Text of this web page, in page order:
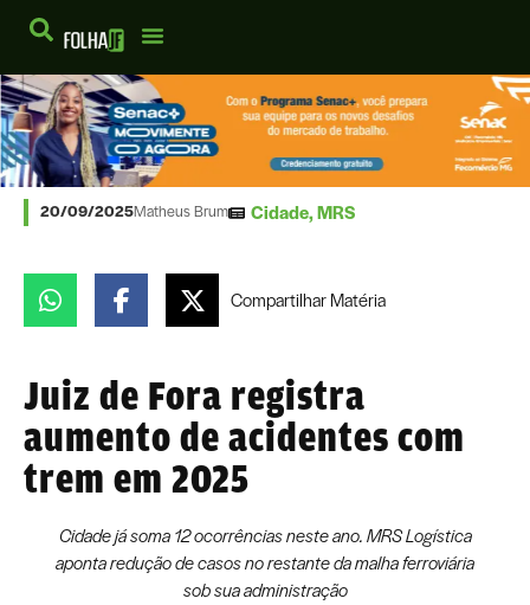
20/09/2025Matheus Brum Cidade,MRS
CompartilharMatéria
Juiz de Fora registra
aumento de acidentes com
trem em 2025
Cidade já soma 12 ocorrências neste ano. MRS Logística
aponta redução de casos no restante da malha ferroviária
sob sua administração